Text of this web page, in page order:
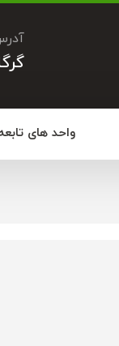
واحد های